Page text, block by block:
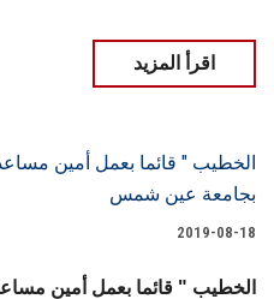
اقرأ المزيد
2019-08-18